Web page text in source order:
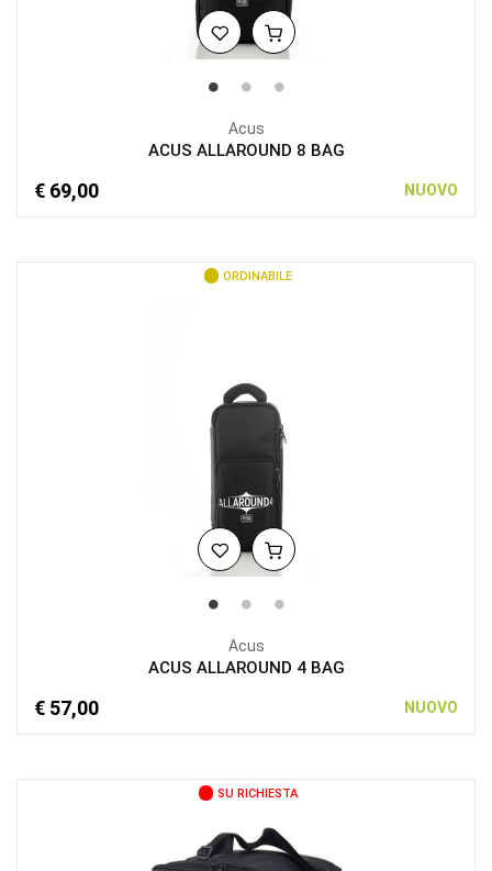
Acus
ACUS ALLAROUND 8 BAG
€ 69,00 NUOVO
ORDINABILE
Acus
ACUS ALLAROUND 4 BAG
€ 57,00 NUOVO
SU RICHIESTA